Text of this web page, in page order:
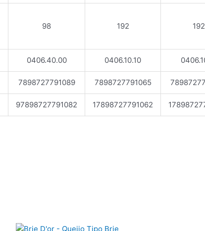
98 192 192
0406.40.00 0406.10.10
7898727791089 7898727791065
97898727791082 17898727791062